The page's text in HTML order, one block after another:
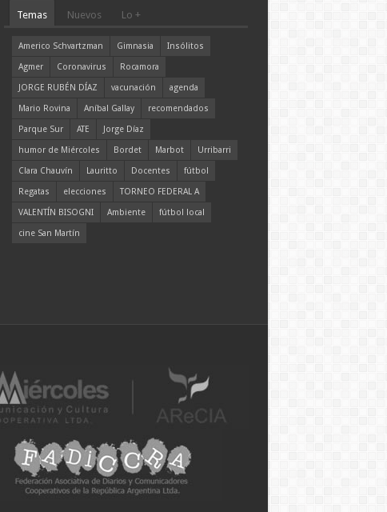
Temas Nuevos Lo +
Americo Schvartzman Gimnasia
Insólitos
Agmer
Coronavirus
Rocamora
JORGE RUBÉN DÍAZ
vacunación
agenda
Mario Rovina
Aníbal Gallay
recomendados
Parque Sur
ATE
Jorge Díaz
humor de Miércoles
Bordet Marbot
Urribarri
Clara Chauvín
Lauritto Docentes
fútbol
Regatas
elecciones
TORNEO FEDERAL A
VALENTÍN BISOGNI
Ambiente
fútbol local
cine San Martín